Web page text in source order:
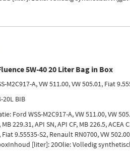
5W-40 20 Liter Bag in Box
M2C917-A, VW 511.00, VW 505.01, Fiat
20L BIB
Ford WSS-M2C917-A, VW 511.00, VW
229.31, API SN, API CF, MB 226.5,
Fiat 9.55535-S2, Renault RN0700, VW
[liter]: 20Olie: Volledig